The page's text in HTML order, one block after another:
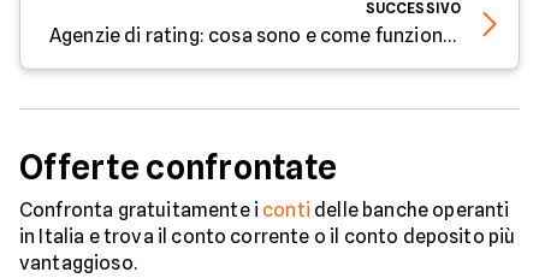
SUCCESSIVO
Agenzie di rating: cosa sono e come funzionano
Offerte confrontate
Confronta gratuitamente i conti delle banche operanti
in Italia e trova il conto corrente o il conto deposito più
vantaggioso.